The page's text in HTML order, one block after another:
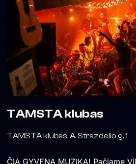
TAMSTA klubas
TAMSTA klubas. A. Strazdelio g. 1
ČIA GYVENA MUZIKA! Pačiame Vilniaus senamiestyje